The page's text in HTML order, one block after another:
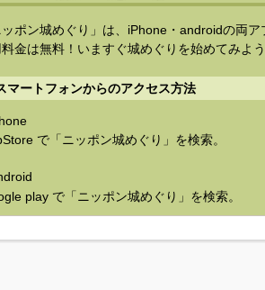
ッポン城めぐり」は、iPhone・androidの両ア
金は無料！いますぐ城めぐりを始めてみよう
マートフォンからのアクセス方法
で「ニッポン城めぐり」を検索。
play で「ニッポン城めぐり」を検索。